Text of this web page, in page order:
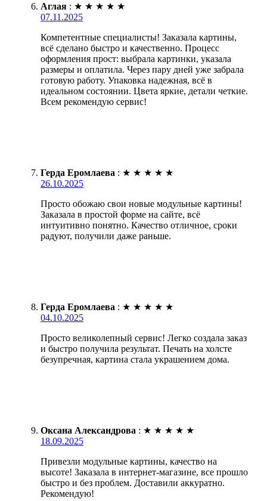
Аглая : ★ ★ ★ ★ ★
07.11.2025
Компетентные специалисты! Заказала картины,
всё сделано быстро и качественно. Процесс
оформления прост: выбрала картинки, указала
размеры и оплатила. Через пару дней уже забрала
готовую работу. Упаковка надежная, всё в
идеальном состоянии. Цвета яркие, детали четкие.
Всем рекомендую сервис!
Герда Еромлаева : ★ ★ ★ ★ ★
26.10.2025
Просто обожаю свои новые модульные картины!
Заказала в простой форме на сайте, всё
интуитивно понятно. Качество отличное, сроки
радуют, получили даже раньше.
Герда Еромлаева : ★ ★ ★ ★ ★
04.10.2025
Просто великолепный сервис! Легко создала заказ
и быстро получила результат. Печать на холсте
безупречная, картина стала украшением дома.
Оксана Александрова : ★ ★ ★ ★ ★
18.09.2025
Привезли модульные картины, качество на
высоте! Заказала в интернет-магазине, все прошло
быстро и без проблем. Доставили аккуратно.
Рекомендую!